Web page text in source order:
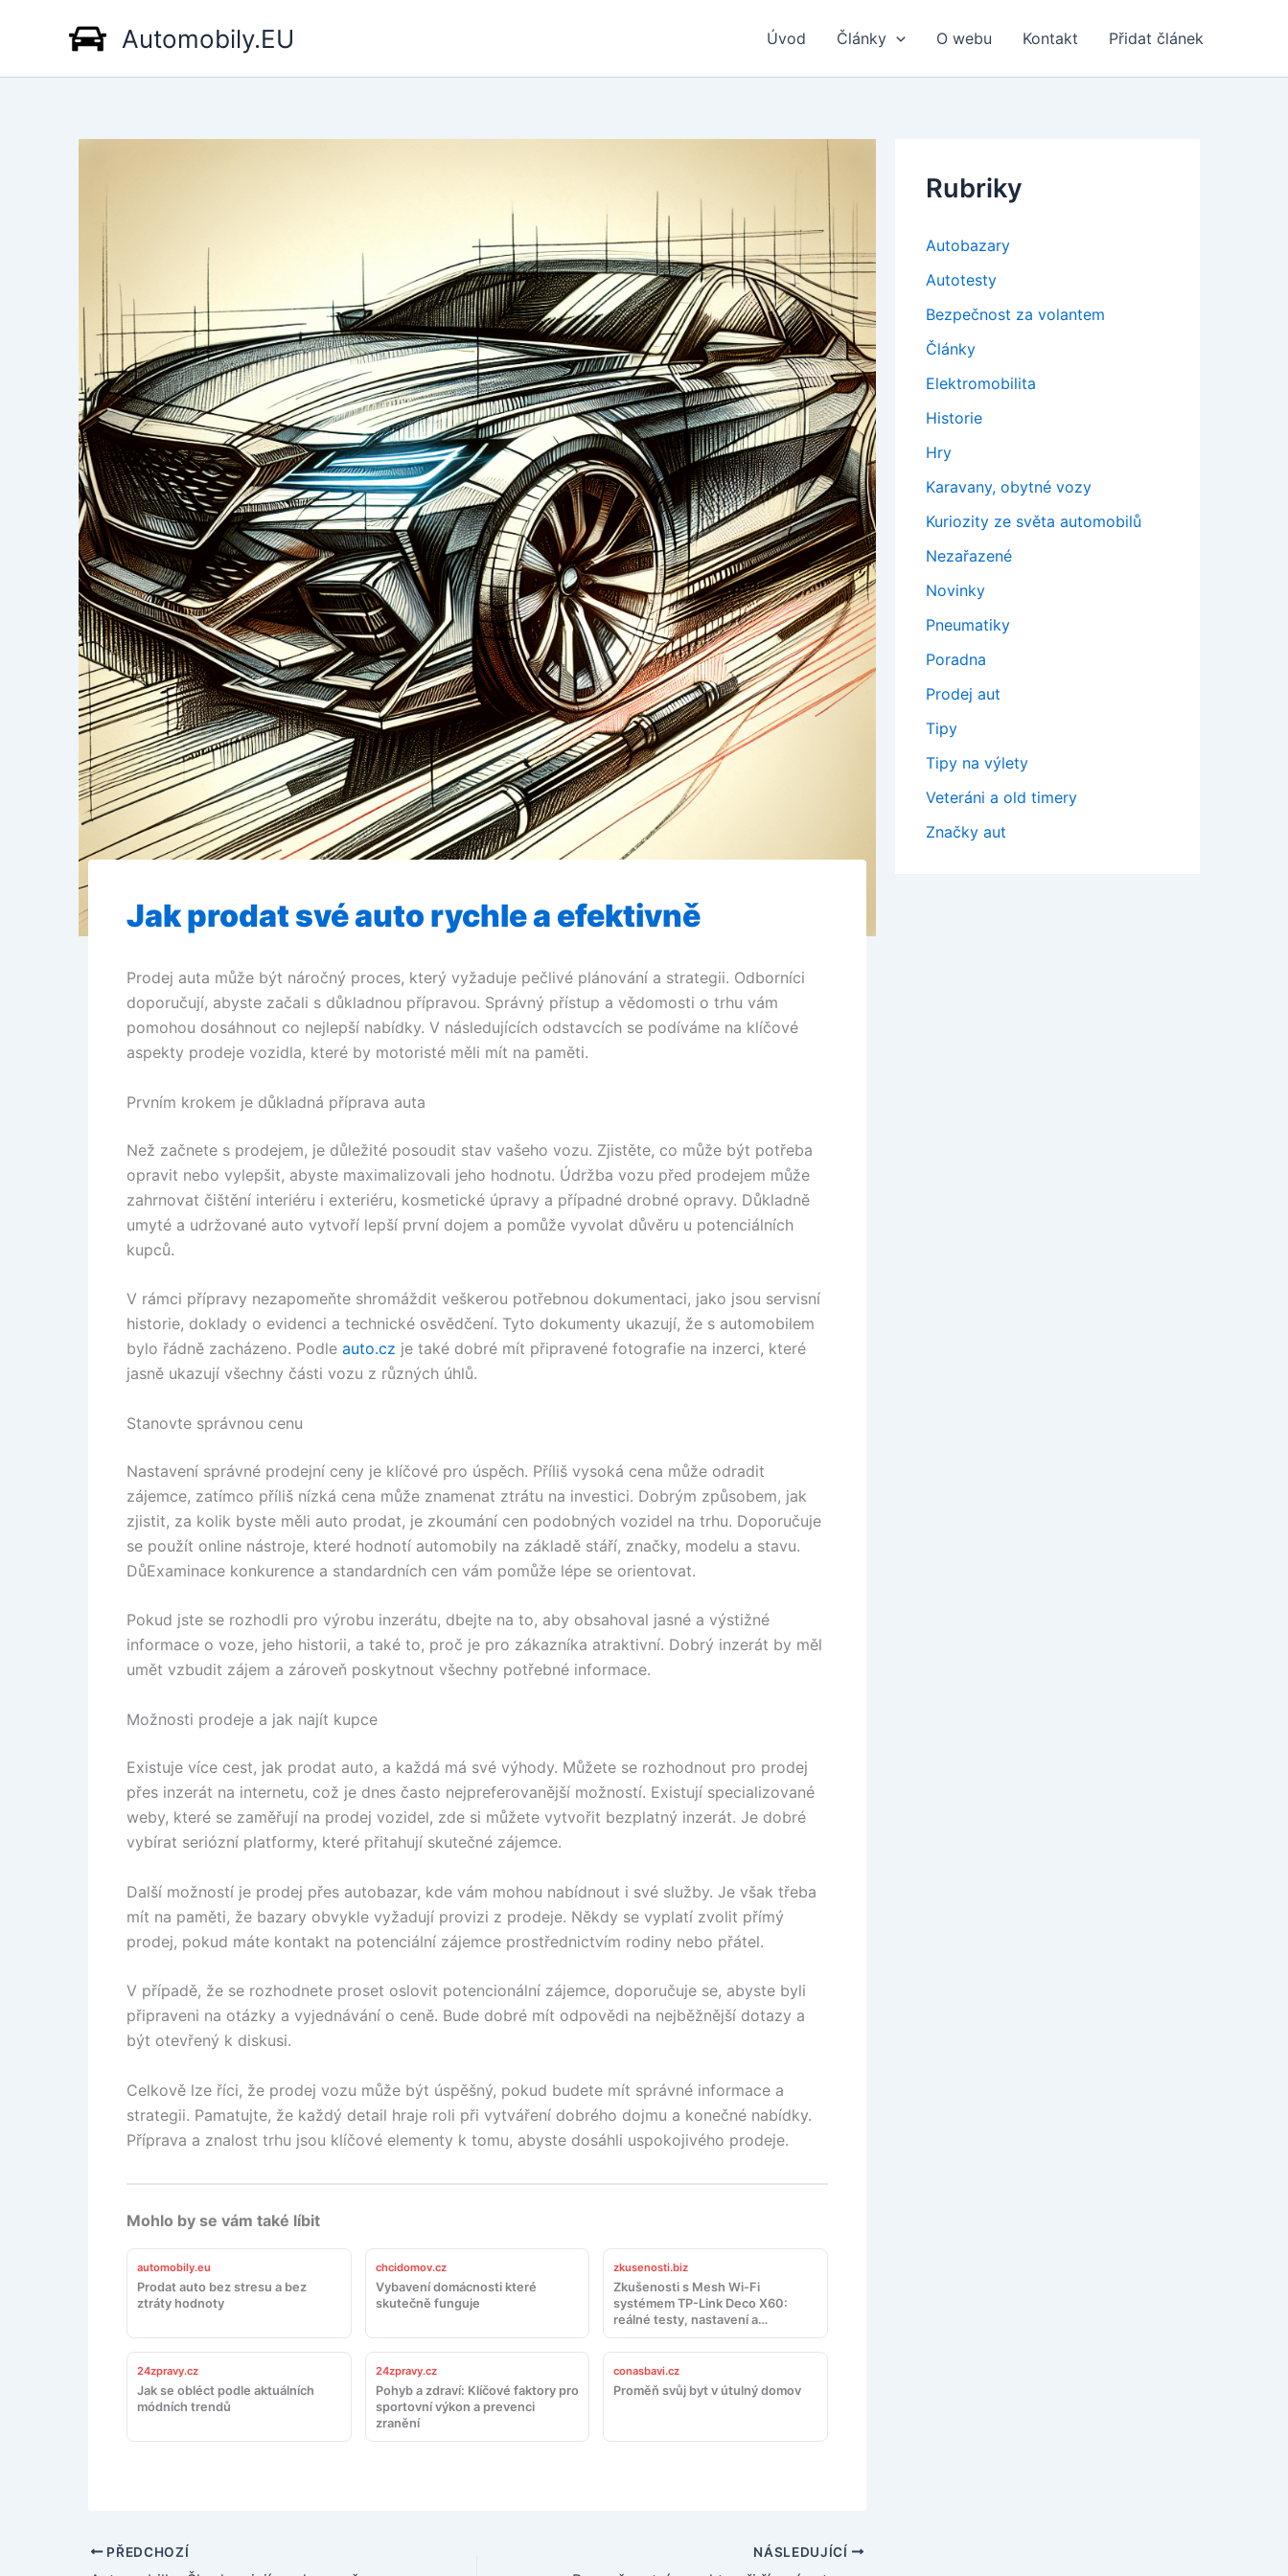
Automobily.EU Úvod Články O webu Kontakt Přidat článek
Jak prodat své auto rychle a efektivně
Prodej auta může být náročný proces, který vyžaduje pečlivé plánování a strategii. Odborníci
doporučují, abyste začali s důkladnou přípravou. Správný přístup a vědomosti o trhu vám
pomohou dosáhnout co nejlepší nabídky. V následujících odstavcích se podíváme na klíčové
aspekty prodeje vozidla, které by motoristé měli mít na paměti.
Prvním krokem je důkladná příprava auta
Než začnete s prodejem, je důležité posoudit stav vašeho vozu. Zjistěte, co může být potřeba
opravit nebo vylepšit, abyste maximalizovali jeho hodnotu. Údržba vozu před prodejem může
zahrnovat čištění interiéru i exteriéru, kosmetické úpravy a případné drobné opravy. Důkladně
umyté a udržované auto vytvoří lepší první dojem a pomůže vyvolat důvěru u potenciálních
kupců.
V rámci přípravy nezapomeňte shromáždit veškerou potřebnou dokumentaci, jako jsou servisní
historie, doklady o evidenci a technické osvědčení. Tyto dokumenty ukazují, že s automobilem
bylo řádně zacházeno. Podle auto.cz je také dobré mít připravené fotografie na inzerci, které
jasně ukazují všechny části vozu z různých úhlů.
Stanovte správnou cenu
Nastavení správné prodejní ceny je klíčové pro úspěch. Příliš vysoká cena může odradit
zájemce, zatímco příliš nízká cena může znamenat ztrátu na investici. Dobrým způsobem, jak
zjistit, za kolik byste měli auto prodat, je zkoumání cen podobných vozidel na trhu. Doporučuje
se použít online nástroje, které hodnotí automobily na základě stáří, značky, modelu a stavu.
DůExaminace konkurence a standardních cen vám pomůže lépe se orientovat.
Pokud jste se rozhodli pro výrobu inzerátu, dbejte na to, aby obsahoval jasné a výstižné
informace o voze, jeho historii, a také to, proč je pro zákazníka atraktivní. Dobrý inzerát by měl
umět vzbudit zájem a zároveň poskytnout všechny potřebné informace.
Možnosti prodeje a jak najít kupce
Existuje více cest, jak prodat auto, a každá má své výhody. Můžete se rozhodnout pro prodej
přes inzerát na internetu, což je dnes často nejpreferovanější možností. Existují specializované
weby, které se zaměřují na prodej vozidel, zde si můžete vytvořit bezplatný inzerát. Je dobré
vybírat seriózní platformy, které přitahují skutečné zájemce.
Další možností je prodej přes autobazar, kde vám mohou nabídnout i své služby. Je však třeba
mít na paměti, že bazary obvykle vyžadují provizi z prodeje. Někdy se vyplatí zvolit přímý
prodej, pokud máte kontakt na potenciální zájemce prostřednictvím rodiny nebo přátel.
V případě, že se rozhodnete proset oslovit potencionální zájemce, doporučuje se, abyste byli
připraveni na otázky a vyjednávání o ceně. Bude dobré mít odpovědi na nejběžnější dotazy a
být otevřený k diskusi.
Celkově lze říci, že prodej vozu může být úspěšný, pokud budete mít správné informace a
strategii. Pamatujte, že každý detail hraje roli při vytváření dobrého dojmu a konečné nabídky.
Příprava a znalost trhu jsou klíčové elementy k tomu, abyste dosáhli uspokojivého prodeje.
Mohlo by se vám také líbit
automobily.eu
Prodat auto bez stresu a bez
ztráty hodnoty
chcidomov.cz
Vybavení domácnosti které
skutečně funguje
zkusenosti.biz
Zkušenosti s Mesh Wi-Fi
systémem TP-Link Deco X60:
reálné testy, nastavení a
doporučení
24zpravy.cz
Jak se obléct podle aktuálních
módních trendů
24zpravy.cz
Pohyb a zdraví: Klíčové faktory pro
sportovní výkon a prevenci
zranění
conasbavi.cz
Proměň svůj byt v útulný domov
PŘEDCHOZÍ NÁSLEDUJÍCÍ
Rubriky
Autobazary
Autotesty
Bezpečnost za volantem
Články
Elektromobilita
Historie
Hry
Karavany, obytné vozy
Kuriozity ze světa automobilů
Nezařazené
Novinky
Pneumatiky
Poradna
Prodej aut
Tipy
Tipy na výlety
Veteráni a old timery
Značky aut